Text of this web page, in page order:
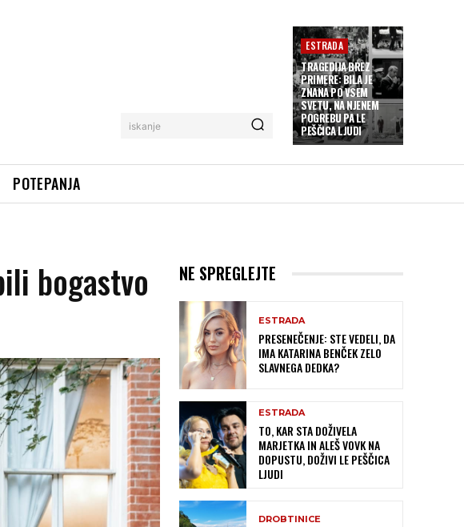
iskanje
ESTRADA
TRAGEDIJA BREZ
PRIMERE: BILA JE
ZNANA PO VSEM
SVETU, NA NJENEM
POGREBU PA LE
PEŠČICA LJUDI
POTEPANJA
bogastvo
NE SPREGLEJTE
ESTRADA
PRESENEČENJE: STE VEDELI, DA
IMA KATARINA BENČEK ZELO
SLAVNEGA DEDKA?
ESTRADA
TO, KAR STA DOŽIVELA
MARJETKA IN ALEŠ VOVK NA
DOPUSTU, DOŽIVI LE PEŠČICA
LJUDI
DROBTINICE